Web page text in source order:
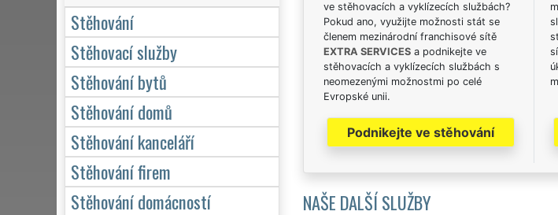
ve stěhovacích a vyklízecích službách?
Pokud ano, využijte možnosti stát se
členem mezinárodní franchisové sítě
EXTRA SERVICESa podnikejte ve
stěhovacích a vyklízecích službách s
neomezenými možnostmi po celé
Evropské unii.
Podnikejte ve stěhování
NAŠE DALŠÍ SLUŽBY
Stěhování
Stěhovací služby
Stěhování bytů
Stěhování domů
Stěhování kanceláří
Stěhování firem
Stěhování domácností